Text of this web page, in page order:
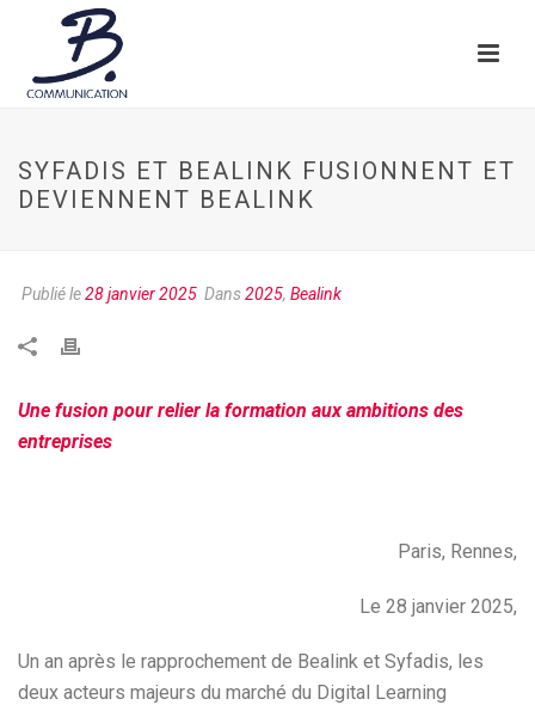
SYFADIS ET BEALINK FUSIONNENT ET
DEVIENNENT BEALINK
Publié le28 janvier 2025 Dans2025, Bealink
Une fusion pour relier la formation aux ambitions des
entreprises
Paris, Rennes,
Le 28 janvier 2025,
Un an après le rapprochement de Bealink et Syfadis, les
deux acteurs majeurs du marché du Digital Learning